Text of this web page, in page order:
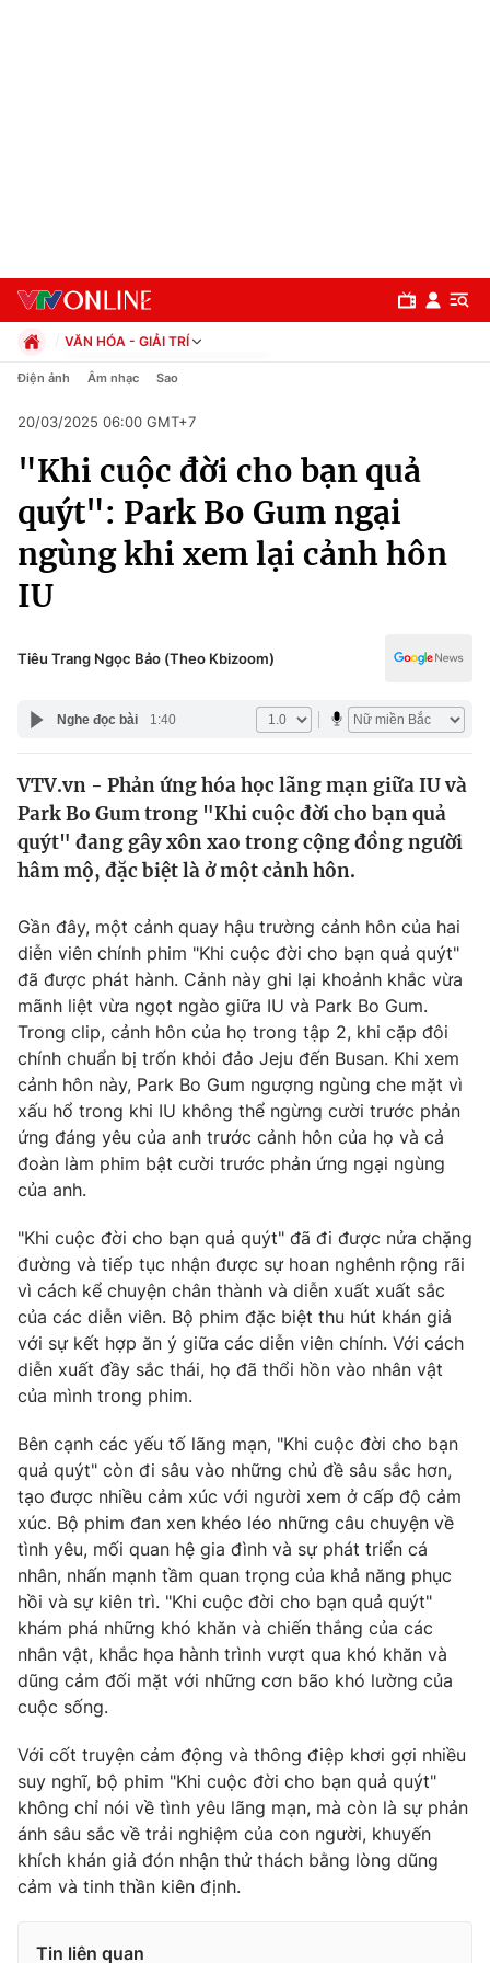
Chuyên mục
Chính trị
Xã hội
Tin tức
Thế giới đó đây
Câu chuyện quốc tế
Kinh tế
Tài chính
Góc doanh nghiệp
Dữ liệu và đời sống
Truyền hình
Phim VTV
Hậu trường
Nhân vật
Khán giả
Giải sao mai
Giải trí
Điện ảnh
Âm nhạc
Sao
Đời sống
Du lịch
Làm đẹp
Chất lượng cuộc sống
Giáo dục
Tuyển sinh
Công nghệ
Hitech Công nghệ tương lai
Sản phẩm
Thị trường
Tư vấn
Giao lưu trực tuyến
Lịch phát sóng
Chuyên mục khác
Emagazine Podcast
Photo Infographic
Video Shorts video
VTV Money VTV Thể thao
VTV Sức khoẻ Bất động sản
Thị trường 24h Tấm lòng Việt
VTV4 Vươn mình bằng AI
VTV9 VTV8
Liên hệ tòa soạn
VĂN HÓA - GIẢI TRÍ
Chính trị
Pháp luật
Kinh tế
Thể thao
Truyền hình
Văn hóa - Giải trí
Y tế
Giáo dục
Điện ảnh Âm nhạc Sao
20/03/2025 06:00 GMT+7
"Khi cuộc đời cho bạn quả
quýt": Park Bo Gum ngại
ngùng khi xem lại cảnh hôn
IU
Tiêu Trang Ngọc Bảo (Theo Kbizoom)
Nghe đọc bài 1:40
VTV.vn - Phản ứng hóa học lãng mạn giữa IU và
Park Bo Gum trong "Khi cuộc đời cho bạn quả
quýt" đang gây xôn xao trong cộng đồng người
hâm mộ, đặc biệt là ở một cảnh hôn.
Gần đây, một cảnh quay hậu trường cảnh hôn của hai
diễn viên chính phim "Khi cuộc đời cho bạn quả quýt"
đã được phát hành. Cảnh này ghi lại khoảnh khắc vừa
mãnh liệt vừa ngọt ngào giữa IU và Park Bo Gum.
Trong clip, cảnh hôn của họ trong tập 2, khi cặp đôi
chính chuẩn bị trốn khỏi đảo Jeju đến Busan. Khi xem
cảnh hôn này, Park Bo Gum ngượng ngùng che mặt vì
xấu hổ trong khi IU không thể ngừng cười trước phản
ứng đáng yêu của anh trước cảnh hôn của họ và cả
đoàn làm phim bật cười trước phản ứng ngại ngùng
của anh.
"Khi cuộc đời cho bạn quả quýt" đã đi được nửa chặng
đường và tiếp tục nhận được sự hoan nghênh rộng rãi
vì cách kể chuyện chân thành và diễn xuất xuất sắc
của các diễn viên. Bộ phim đặc biệt thu hút khán giả
với sự kết hợp ăn ý giữa các diễn viên chính. Với cách
diễn xuất đầy sắc thái, họ đã thổi hồn vào nhân vật
của mình trong phim.
Bên cạnh các yếu tố lãng mạn, "Khi cuộc đời cho bạn
quả quýt" còn đi sâu vào những chủ đề sâu sắc hơn,
tạo được nhiều cảm xúc với người xem ở cấp độ cảm
xúc. Bộ phim đan xen khéo léo những câu chuyện về
tình yêu, mối quan hệ gia đình và sự phát triển cá
nhân, nhấn mạnh tầm quan trọng của khả năng phục
hồi và sự kiên trì. "Khi cuộc đời cho bạn quả quýt"
khám phá những khó khăn và chiến thắng của các
nhân vật, khắc họa hành trình vượt qua khó khăn và
dũng cảm đối mặt với những cơn bão khó lường của
cuộc sống.
Với cốt truyện cảm động và thông điệp khơi gợi nhiều
suy nghĩ, bộ phim "Khi cuộc đời cho bạn quả quýt"
không chỉ nói về tình yêu lãng mạn, mà còn là sự phản
ánh sâu sắc về trải nghiệm của con người, khuyến
khích khán giả đón nhận thử thách bằng lòng dũng
cảm và tinh thần kiên định.
Tin liên quan